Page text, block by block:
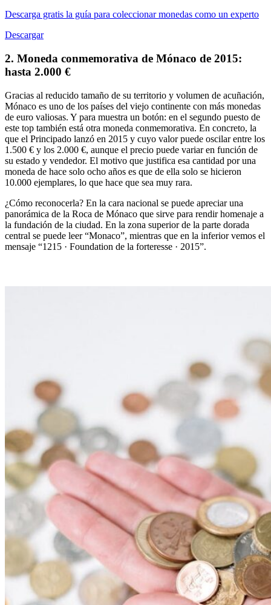
Descarga gratis la guía para coleccionar monedas como un experto
Descargar
2. Moneda conmemorativa de Mónaco de 2015:
hasta 2.000 €
Gracias al reducido tamaño de su territorio y volumen de acuñación,
Mónaco es uno de los países del viejo continente con más monedas
de euro valiosas. Y para muestra un botón: en el segundo puesto de
este top también está otra moneda conmemorativa. En concreto, la
que el Principado lanzó en 2015 y cuyo valorpuede oscilar entre los
1.500 € y los 2.000 €, aunque el precio puede variar en función de
su estado y vendedor. El motivo que justifica esa cantidad por una
moneda de hace solo ocho años es que de ella solo se hicieron
10.000 ejemplares, lo que hace que sea muy rara.
¿Cómo reconocerla? En la cara nacional se puede apreciar una
panorámica de la Roca de Mónaco que sirve para rendir homenaje a
la fundación de la ciudad. En la zona superior de la parte dorada
central se puede leer “Monaco”, mientras que en la inferior vemos el
mensaje “1215 · Foundation de la forteresse · 2015”.